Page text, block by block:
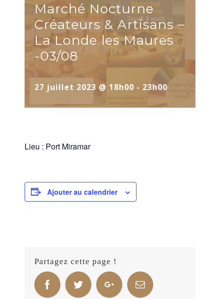
Marché Nocturne
Créateurs & Artisans –
La Londe les Maures
-03/08
27 juillet 2023 @ 18h00 - 23h00
Lieu : Port Miramar
Ajouter au calendrier
Partagez cette page !